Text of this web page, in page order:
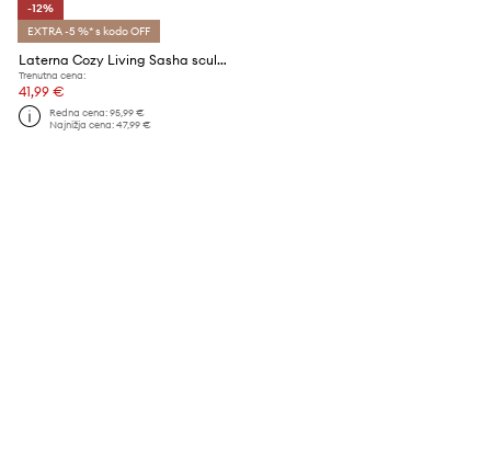
-12%
EXTRA -5 %* s kodo OFF
Laterna Cozy Living Sasha sculp. lantern
Trenutna cena:
41,99 €
Redna cena:95,99 €
Najnižja cena:47,99 €